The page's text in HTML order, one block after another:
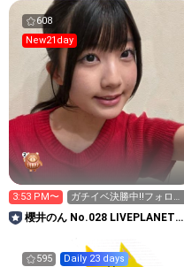
608
New21day
3:53 PM〜
ガチイベ決勝中‼️フォロー
キラ星お待ちしてます🌟
櫻井のん No.028 LIVEPLANET新
595 Daily 23 days